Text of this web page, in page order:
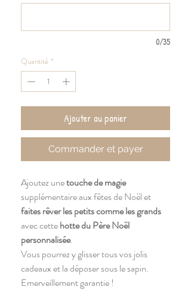
0/35
Quantité *
Ajouter au panier
Commander et payer
Ajoutez unetouche de magie
supplémentaire aux fêtes de Noël et
faites rêver les petits comme les grands
avec cettehotte du Père Noël
personnalisée.
Vous pourrez y glisser tous vos jolis
cadeaux et la déposer sous le sapin.
Emerveillement garantie !